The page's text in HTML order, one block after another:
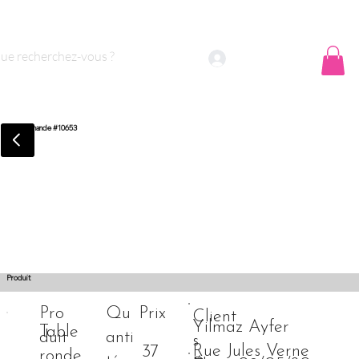
nous ?
Commande #10653
Produit
Table
37
Pro
duit
Qu
anti
Prix
Client
s
Yilmaz Ayfer
Rue Jules Verne